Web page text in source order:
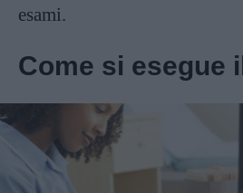
esami.
Come si esegue